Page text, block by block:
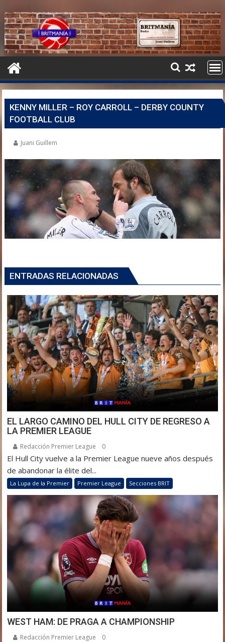
KENNY MILLER – ROY CARROLL – DERBY COUNTY
FOOTBALL CLUB
Juani Guillem
ENTRADAS RELACIONADAS
EL LARGO CAMINO DEL HULL CITY DE REGRESO A
LA PREMIER LEAGUE
Redacción Premier League 0
El Hull City vuelve a la Premier League nueve años después
de abandonar la élite del...
La Lupa de la Premier Premier League Secciones BRIT
WEST HAM: DE PRAGA A CHAMPIONSHIP
Redacción Premier League 0